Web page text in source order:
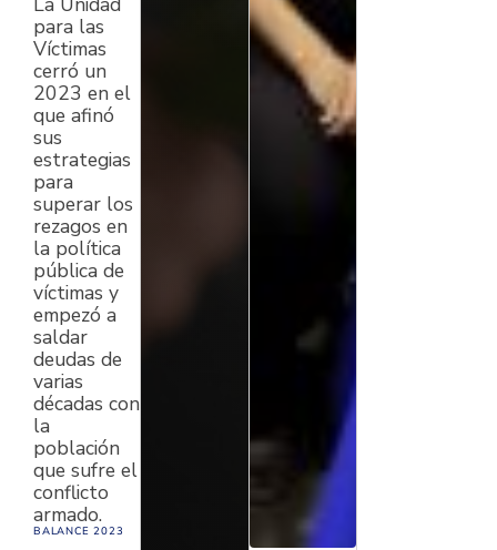
para las
Víctimas
cerró un
2023 en el
que afinó
sus
estrategias
para
superar los
rezagos en
la política
pública de
víctimas y
empezó a
saldar
deudas de
varias
décadas con
la
población
que sufre el
conflicto
armado.
BALANCE 2023